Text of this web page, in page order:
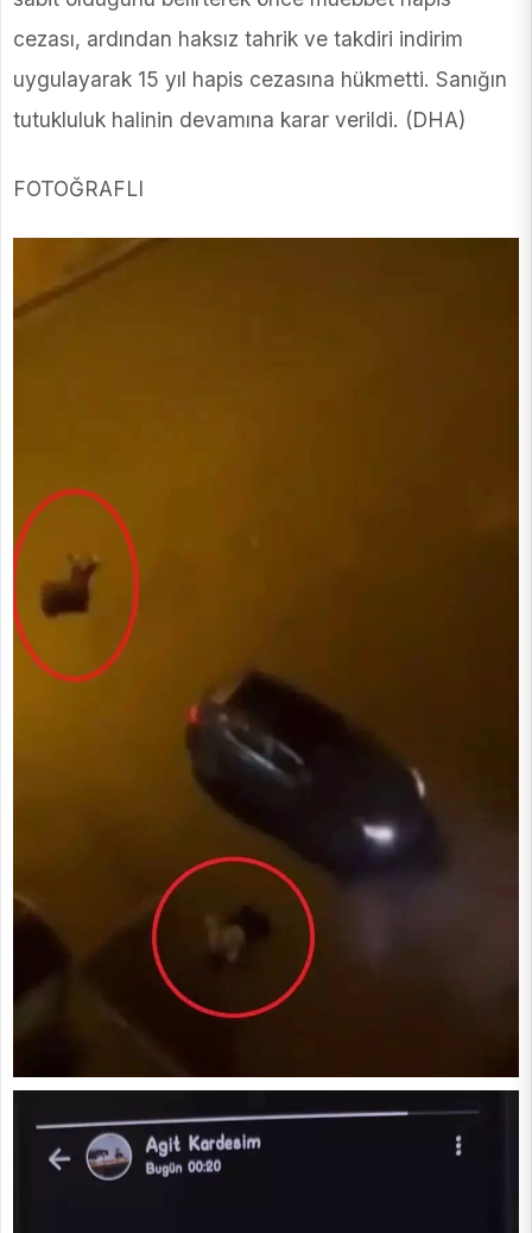
cezası, ardından haksız tahrik ve takdiri indirim
uygulayarak 15 yıl hapis cezasına hükmetti. Sanığın
tutukluluk halinin devamına karar verildi. (DHA)
FOTOĞRAFLI